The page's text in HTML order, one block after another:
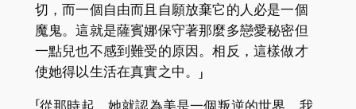
切，而一個自由而且自願放棄它的人必是一個
魔鬼。這就是薩賓娜保守著那麼多戀愛秘密但
一點兒也不感到難受的原因。相反，這樣做才
使她得以生活在真實之中。」